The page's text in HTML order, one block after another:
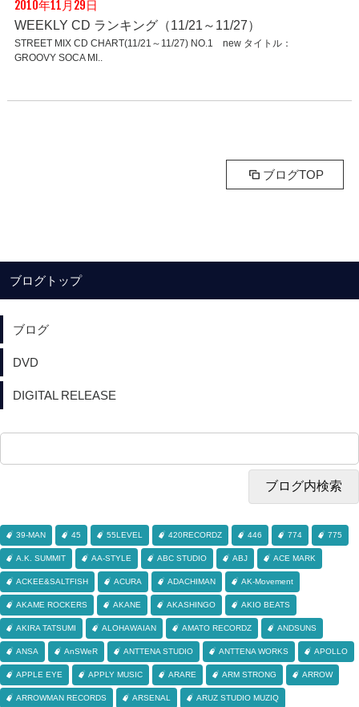
2010年11月29日
WEEKLY CD ランキング（11/21～11/27）
STREET MIX CD CHART(11/21～11/27) NO.1 new タイトル：
GROOVY SOCA MI..
ブログTOP
ブログトップ
ブログ
DVD
DIGITAL RELEASE
39-MAN 45 55LEVEL 420RECORDZ 446 774 775
A.K. SUMMIT AA-STYLE ABC STUDIO ABJ ACE MARK
ACKEE&SALTFISH ACURA ADACHIMAN AK-Movement
AKAME ROCKERS AKANE AKASHINGO AKIO BEATS
AKIRA TATSUMI ALOHAWAIAN AMATO RECORDZ ANDSUNS
ANSA AnSWeR ANTTENA STUDIO ANTTENA WORKS APOLLO
APPLE EYE APPLY MUSIC ARARE ARM STRONG ARROW
ARROWMAN RECORDS ARSENAL ARUZ STUDIO MUZIQ